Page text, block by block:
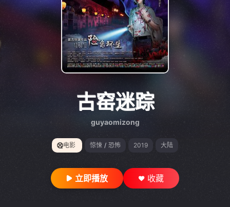
古窑迷踪
guyaomizong
电影 惊悚 / 恐怖 2019 大陆
立即播放 收藏